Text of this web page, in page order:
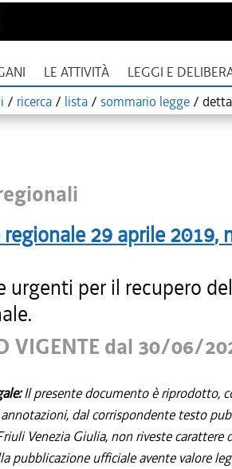
LE ATTIVITÀ LEGGI E
/ ricerca / lista / sommario legge /
regionale 29 aprile 2019,
urgenti per il recupero
VIGENTE dal 30/06/
Il presente documento è riprodotto,
dal corrispondente testo
Venezia Giulia, non riveste
pubblicazione ufficiale avente valore